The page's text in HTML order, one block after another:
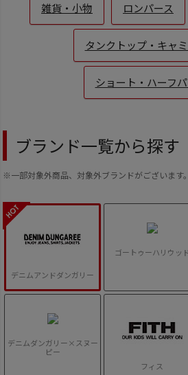
雑貨・小物 ロンパース
タンクトップ・キャ
ショート・ハーフ
ブランド一覧から探す
※一部対象外商品、対象外ブランドがございます。
デニムアンドダンガリー
ゴートゥーハリウッ
デニムダンガリー×スヌー
ピー
フィス